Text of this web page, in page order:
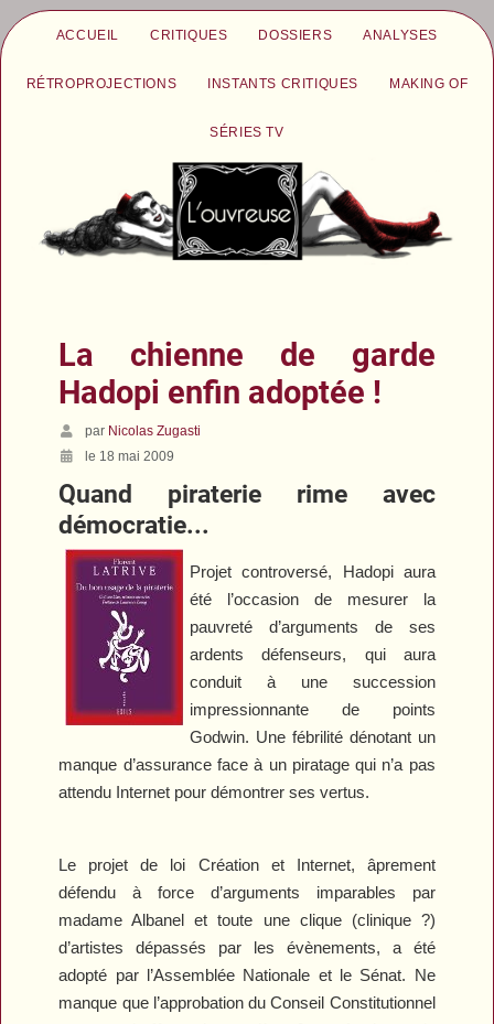
ACCUEIL CRITIQUES DOSSIERS ANALYSES
RÉTROPROJECTIONS INSTANTS CRITIQUES MAKING OF
SÉRIES TV
La chienne de garde
Hadopi enfin adoptée !
par Nicolas Zugasti
le 18 mai 2009
Quand piraterie rime avec
démocratie...
Projet controversé, Hadopi aura
été l’occasion de mesurer la
pauvreté d’arguments de ses
ardents défenseurs, qui aura
conduit à une succession
impressionnante de points
Godwin. Une fébrilité dénotant un
manque d’assurance face à un piratage qui n’a pas
attendu Internet pour démontrer ses vertus.
Le projet de loi Création et Internet, âprement
défendu à force d’arguments imparables par
madame Albanel et toute une clique (clinique ?)
d’artistes dépassés par les évènements, a été
adopté par l’Assemblée Nationale et le Sénat. Ne
manque que l’approbation du Conseil Constitutionnel